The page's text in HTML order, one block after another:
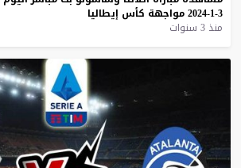
3-1-2024
مواجهة كأس إيطاليا
منذ 3 سنوات